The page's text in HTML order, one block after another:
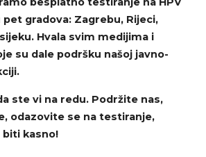
gradova: Zagrebu, Rijeci,
Hvala svim medijima i
su dale podršku našoj javno-
ste vi na redu. Podržite nas,
odazovite se na testiranje,
kasno!